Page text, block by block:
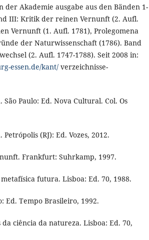
der Akademie ausgabe aus den Bänden 1-
III: Kritik der reinen Vernunft (2. Aufl.
Vernunft (1. Aufl. 1781), Prolegomena
der Naturwissenschaft (1786). Band
(2. Aufl. 1747-1788). Seit 2008 in:
essen.de/kant/ verzeichnisse-
Paulo: Ed. Nova Cultural. Col. Os
(RJ): Ed. Vozes, 2012.
Frankfurt: Suhrkamp, 1997.
futura. Lisboa: Ed. 70, 1988.
Ed. Tempo Brasileiro, 1992.
ciência da natureza. Lisboa: Ed. 70,